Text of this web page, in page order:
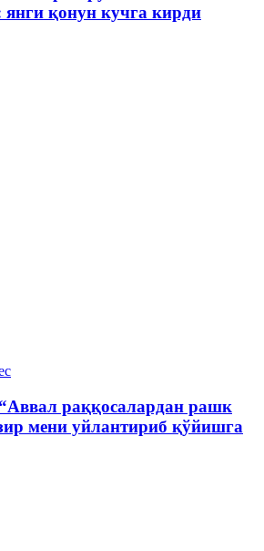
қонун кучга кирди
раққосалардан рашк
мени уйлантириб қўйишга